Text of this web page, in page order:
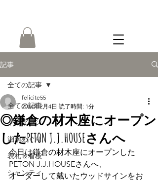
記事
全ての記事
ドッグラン
湘南めぐり
表札＆看板
シャンティ
全ての記事
◎鎌倉の材木座にオープン
したPETON J.J.HOUSEさんへ
felicite55
2014年2月4日 読了時間: 1分
今日は鎌倉の材木座にオープンした
PETON J.J.HOUSEさんへ、
オーダーして戴いたウッドサインをお